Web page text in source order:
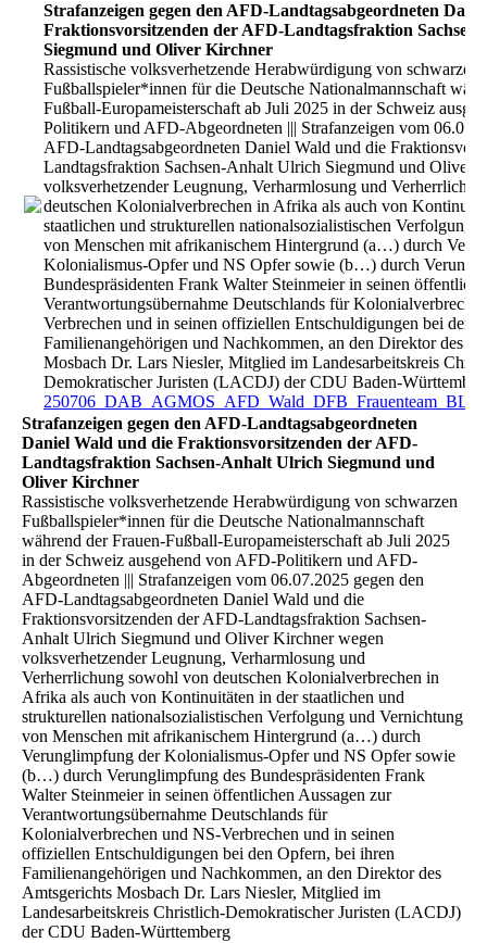
Strafanzeigen gegen den AFD-Landtagsabgeordneten
Fraktionsvorsitzenden der AFD-Landtagsfraktion
Siegmund und Oliver Kirchner
Rassistische volksverhetzende Herabwürdigung von schwarzen
Fußballspieler*innen für die Deutsche Nationalmannschaft
Fußball-Europameisterschaft ab Juli 2025 in der Schweiz
Politikern und AFD-Abgeordneten ||| Strafanzeigen vom
AFD-Landtagsabgeordneten Daniel Wald und die
Landtagsfraktion Sachsen-Anhalt Ulrich Siegmund und Oliver
volksverhetzender Leugnung, Verharmlosung und
deutschen Kolonialverbrechen in Afrika als auch von
staatlichen und strukturellen nationalsozialistischen Verfolgung
von Menschen mit afrikanischem Hintergrund (a…) durch
Kolonialismus-Opfer und NS Opfer sowie (b…) durch
Bundespräsidenten Frank Walter Steinmeier in seinen
Verantwortungsübernahme Deutschlands für
Verbrechen und in seinen offiziellen Entschuldigungen bei den
Familienangehörigen und Nachkommen, an den Direktor des
Mosbach Dr. Lars Niesler, Mitglied im Landesarbeitskreis
Demokratischer Juristen (LACDJ) der CDU Baden-
Strafanzeigen gegen den AFD-Landtagsabgeordneten
Daniel Wald und die Fraktionsvorsitzenden der AFD-
Landtagsfraktion Sachsen-Anhalt Ulrich Siegmund und
Oliver Kirchner
Rassistische volksverhetzende Herabwürdigung von schwarzen
Fußballspieler*innen für die Deutsche Nationalmannschaft
während der Frauen-Fußball-Europameisterschaft ab Juli 2025
in der Schweiz ausgehend von AFD-Politikern und AFD-
Abgeordneten ||| Strafanzeigen vom 06.07.2025 gegen den
AFD-Landtagsabgeordneten Daniel Wald und die
Fraktionsvorsitzenden der AFD-Landtagsfraktion Sachsen-
Anhalt Ulrich Siegmund und Oliver Kirchner wegen
volksverhetzender Leugnung, Verharmlosung und
Verherrlichung sowohl von deutschen Kolonialverbrechen in
Afrika als auch von Kontinuitäten in der staatlichen und
strukturellen nationalsozialistischen Verfolgung und Vernichtung
von Menschen mit afrikanischem Hintergrund (a…) durch
Verunglimpfung der Kolonialismus-Opfer und NS Opfer sowie
(b…) durch Verunglimpfung des Bundespräsidenten Frank
Walter Steinmeier in seinen öffentlichen Aussagen zur
Verantwortungsübernahme Deutschlands für
Kolonialverbrechen und NS-Verbrechen und in seinen
offiziellen Entschuldigungen bei den Opfern, bei ihren
Familienangehörigen und Nachkommen, an den Direktor des
Amtsgerichts Mosbach Dr. Lars Niesler, Mitglied im
Landesarbeitskreis Christlich-Demokratischer Juristen (LACDJ)
der CDU Baden-Württemberg